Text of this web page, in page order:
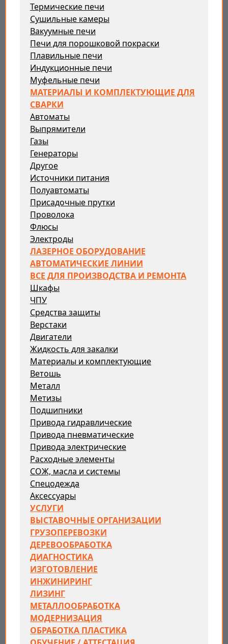
Термические печи
Сушильные камеры
Вакуумные печи
Печи для порошковой покраски
Плавильные печи
Индукционные печи
Муфельные печи
МАТЕРИАЛЫ И КОМПЛЕКТУЮЩИЕ ДЛЯ
СВАРКИ
Автоматы
Выпрямители
Газы
Генераторы
Другое
Источники питания
Полуавтоматы
Присадочные прутки
Проволока
Флюсы
Электроды
ЛАЗЕРНОЕ ОБОРУДОВАНИЕ
АВТОМАТИЧЕСКИЕ ЛИНИИ
ВСЕ ДЛЯ ПРОИЗВОДСТВА И РЕМОНТА
Шкафы
ЧПУ
Средства защиты
Верстаки
Двигатели
Жидкость для закалки
Материалы и комплектующие
Ветошь
Металл
Метизы
Подшипники
Привода гидравлические
Привода пневматические
Привода электрические
Расходные элементы
СОЖ, масла и системы
Спецодежда
Аксессуары
УСЛУГИ
ВЫСТАВОЧНЫЕ ОРГАНИЗАЦИИ
ГРУЗОПЕРЕВОЗКИ
ДЕРЕВООБРАБОТКА
ДИАГНОСТИКА
ИЗГОТОВЛЕНИЕ
ИНЖИНИРИНГ
ЛИЗИНГ
МЕТАЛЛООБРАБОТКА
МОДЕРНИЗАЦИЯ
ОБРАБОТКА ПЛАСТИКА